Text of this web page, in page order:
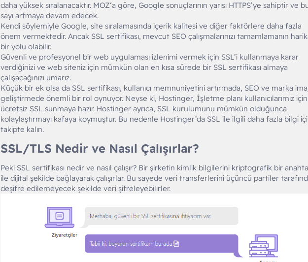
daha yüksek sıralanacaktır. MOZ‘a göre, Google sonuçlarının yarısı HTTPS’ye sahiptir ve
sayı artmaya devam edecek.
Kendi söylemiyle Google, site sıralamasında içerik kalitesi ve diğer faktörlere daha fazla
önem vermektedir. Ancak SSL sertifikası, mevcut SEO çalışmalarınızı tamamlamanın
bir yolu olabilir.
Güvenli ve profesyonel bir web uygulaması izlenimi vermek için SSL’i kullanmaya karar
verdiğinizi ve web siteniz için mümkün olan en kısa sürede bir SSL sertifikası almaya
çalışacağınızı umarız.
Küçük bir ek olsa da SSL sertifikası, kullanıcı memnuniyetini artırmada, SEO ve marka
geliştirmede önemli bir rol oynuyor. Neyse ki, Hostinger, İşletme planı kullanıcılarımız için
ücretsiz SSL sunmaya hazır. Hostinger ayrıca, SSL kurulumunu mümkün olduğunca
kolaylaştırmayı kafaya koymuştur. Bu nedenle Hostinger’da SSL ile ilgili daha fazla bilgi
takipte kalın.
SSL/TLS Nedir ve Nasıl Çalışırlar?​
Peki SSL sertifikası nedir ve nasıl çalışır? Bir şirketin kimlik bilgilerini kriptografik bir
ile dijital şekilde bağlayarak çalışırlar. Bu sayede veri transferlerini üçüncü partiler
deşifre edilemeyecek şekilde veri şifreleyebilirler.